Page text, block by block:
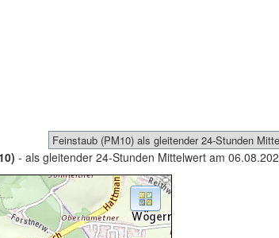
- als gleitender 24-Stunden Mittelwert am